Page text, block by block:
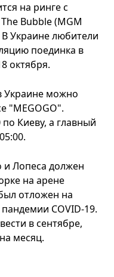
на ринге с
Bubble (MGM
Украине любители
поединка в
октября.
Украине можно
"MEGOGO".
Киеву, а главный
Лопеса должен
на арене
отложен на
COVID-19.
в сентябре,
месяц.